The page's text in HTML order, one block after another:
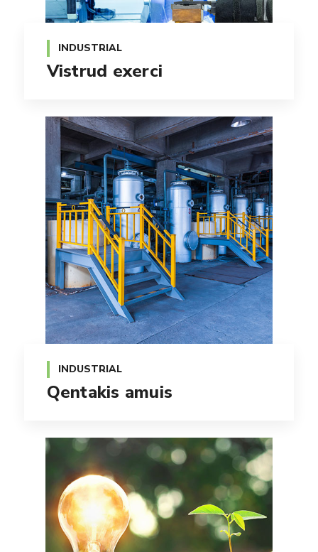
INDUSTRIAL
Vistrud exerci
INDUSTRIAL
Qentakis amuis